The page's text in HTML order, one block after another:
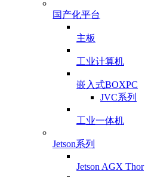
国产化平台
主板
工业计算机
嵌入式BOXPC
JVC系列
工业一体机
Jetson系列
Jetson AGX Thor